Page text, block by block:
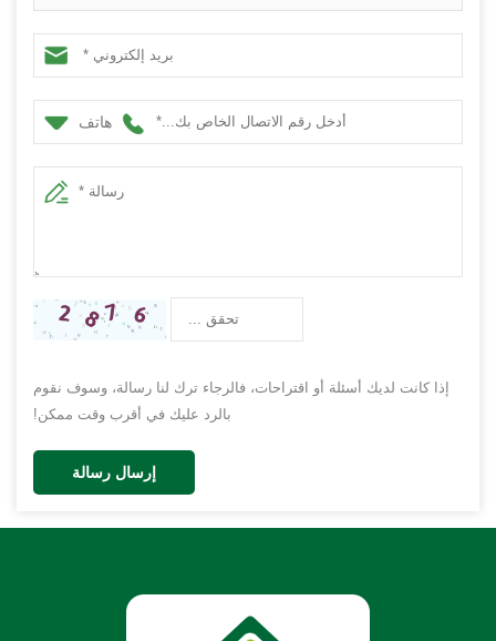
مسكن مسبق
هاتف
إذا كانت لديك أسئلة أو اقتراحات، فالرجاء ترك لنا رسالة، وسوف نقوم
بالرد عليك في أقرب وقت ممكن!
إرسال رسالة